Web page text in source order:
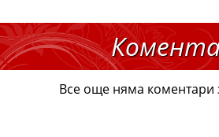
Все още няма коментари